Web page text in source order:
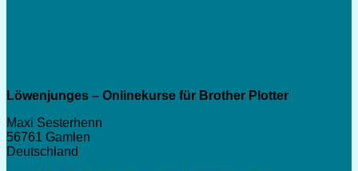
Löwenjunges – Onlinekurse für Brother Plotter
Maxi Sesterhenn
56761 Gamlen
Deutschland